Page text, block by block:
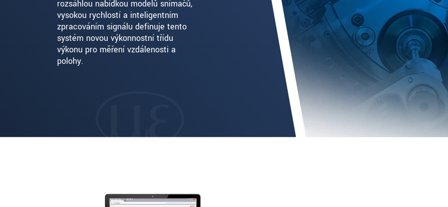
rozsáhlou nabídkou modelů snímačů,
vysokou rychlostí a inteligentním
zpracováním signálu definuje tento
systém novou výkonnostní třídu
výkonu pro měření vzdálenosti a
polohy.